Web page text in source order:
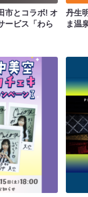
市とコラボ! オ
ービス「わら
丹生
ま温